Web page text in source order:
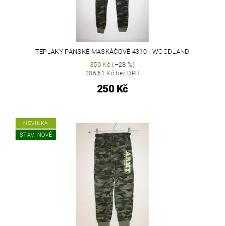
TEPLÁKY PÁNSKÉ MASKÁČOVÉ 4310 - WOODLAND
350 Kč(–28 %)
206,61 Kč bez DPH
250 Kč
NOVINKA
STAV: NOVÉ